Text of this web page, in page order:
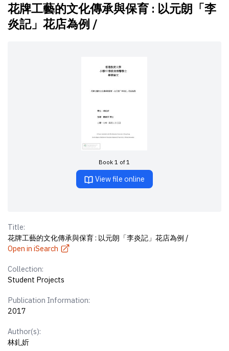
花牌工藝的文化傳承與保育 : 以元朗「李
炎記」花店為例 /
Book 1 of 1
View file online
Title:
花牌工藝的文化傳承與保育 : 以元朗「李炎記」花店為例 /
Open in iSearch
Collection:
Student Projects
Publication Information:
2017
Author(s):
林釓妡